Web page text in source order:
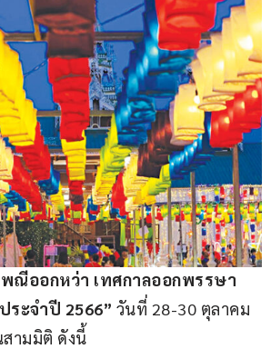
พณีออกหว่า เทศกาลออกพรรษา
ระจำปี 2566” วันที่ 28-30 ตุลาคม
ามมิติ ดังนี้